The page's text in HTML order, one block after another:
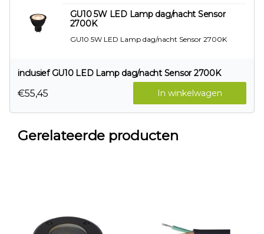
GU10 5W LED Lamp dag/nacht Sensor
2700K
GU10 5W LED Lamp dag/nacht Sensor 2700K
inclusief GU10 LED Lamp dag/nacht Sensor 2700K
In winkelwagen
€55,45
Gerelateerde producten